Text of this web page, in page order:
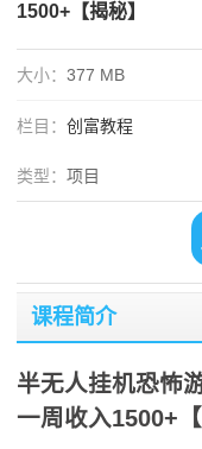
1500+【揭秘】
大小： 377 MB
栏目： 创富教程
类型： 项目
课程简介
半无人挂机恐怖
一周收入1500+【